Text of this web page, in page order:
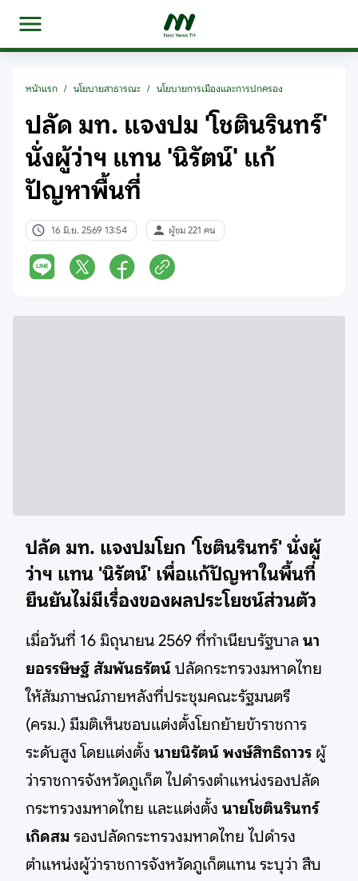
หน้าแรก / นโยบายสาธารณะ / นโยบายการเมืองและการปกครอง
ปลัด มท. แจงปม 'โชตินรินทร์'
นั่งผู้ว่าฯ แทน 'นิรัตน์' แก้
ปัญหาพื้นที่
16 มิ.ย. 2569 13:54 ผู้ชม 221 คน
ปลัด มท. แจงปมโยก 'โชตินรินทร์' นั่งผู้
ว่าฯ แทน 'นิรัตน์' เพื่อแก้ปัญหาในพื้นที่
ยืนยันไม่มีเรื่องของผลประโยชน์ส่วนตัว
เมื่อวันที่ 16 มิถุนายน 2569 ที่ทำเนียบรัฐบาล นา
ยอรรษิษฐ์ สัมพันธรัตน์ ปลัดกระทรวงมหาดไทย
ให้สัมภาษณ์ภายหลังที่ประชุมคณะรัฐมนตรี
(ครม.) มีมติเห็นชอบแต่งตั้งโยกย้ายข้าราชการ
ระดับสูง โดยแต่งตั้ง นายนิรัตน์ พงษ์สิทธิถาวร ผู้
ว่าราชการจังหวัดภูเก็ต ไปดำรงตำแหน่งรองปลัด
กระทรวงมหาดไทย และแต่งตั้ง นายโชตินรินทร์
เกิดสม รองปลัดกระทรวงมหาดไทย ไปดำรง
ตำแหน่งผู้ว่าราชการจังหวัดภูเก็ตแทน ระบุว่า สืบ